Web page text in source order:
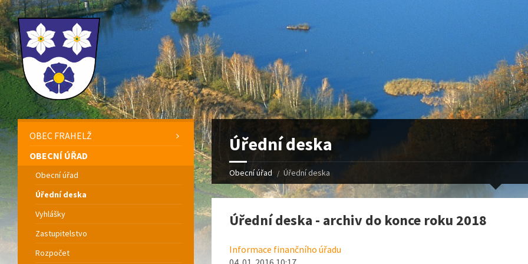
Úřední deska
Obecní úřad Úřední deska
Úřední deska - archiv do konce roku 2018
Informace finančního úřadu
OBEC FRAHELŽ
OBECNÍ ÚŘAD
Obecní úřad
Úřední deska
Vyhlášky
Zastupitelstvo
Rozpočet